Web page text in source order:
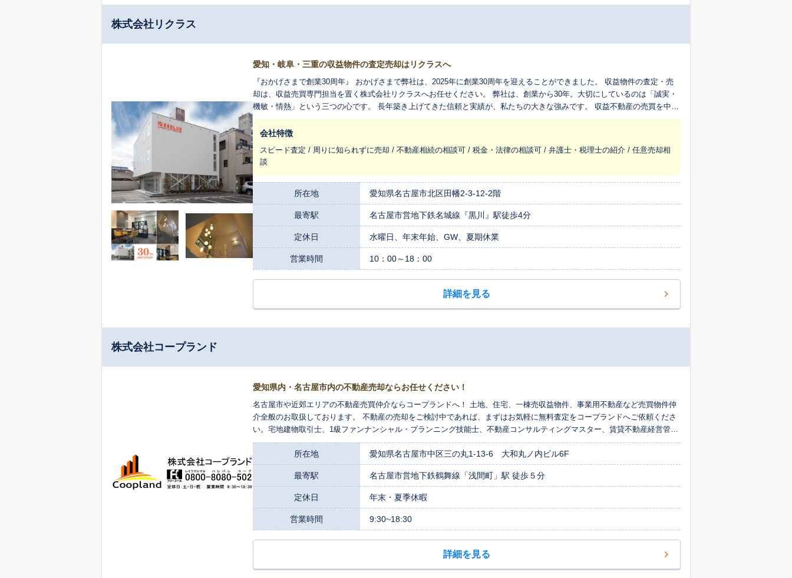
株式会社リクラス
愛知・岐阜・三重の収益物件の査定売却はリクラスへ
『おかげさまで創業30周年』 おかげさまで弊社は、2025年に創業30周年を迎えることができました。 収益物件の査定・売
却は、収益売買専門担当を置く株式会社リクラスへお任せください。 弊社は、創業から30年。大切にしているのは「誠実・
機敏・情熱」という三つの心です。 長年築き上げてきた信頼と実績が、私たちの大きな強みです。 収益不動産の売買を中心
に、複雑な手続きが伴う相続案件や、迅速な現金化に対応する不動産買取にも豊富な実績がございます。また、リースバッ
クサービスなどにも対応しています。 売却の際は、不動産データに基づくだけでなく、市場動向や投資物件の特徴を熟知し
客様によりそった最適なご提案をいたします。 対応エリアは、愛知県を中心とした東海圏です。 このエリアを深く理解して
いるからこそ、最新の市場動向や地域の特性を細かく分析し、お客様の不動産資産の価値を最大限に引き出せるよう、適正
な査定価格を算出します。 これまで多くのお客様から「親身になって相談に乗ってくれた」「対応が迅速で安心できた」と
のお言葉をいただいてまいりました。 不動産資産の売却に関わるお客様の不安を一つひとつ解消していくことを何よりも大
切にしています。 ご売却に関するお悩みやご希望、どんな些細なことでも構いません。 不動産情報を大切に取り扱い、正確
かつ迅速にご対応いたします。 まずはお気軽にご相談ください。
会社特徴
スピード査定 / 周りに知られずに売却 / 不動産相続の相談可 / 税金・法律の相談可 / 弁護士・税理士の紹介 / 任意売却相
談
所在地 愛知県名古屋市北区田幡2-3-12-2階
最寄駅 名古屋市営地下鉄名城線『黒川』駅徒歩4分
定休日 水曜日、年末年始、GW、夏期休業
営業時間 10：00～18：00
詳細を見る
株式会社コープランド
愛知県内・名古屋市内の不動産売却ならお任せください！
名古屋市や近郊エリアの不動産売買仲介ならコープランドへ！ 土地、住宅、一棟売収益物件、事業用不動産など売買物件仲
介全般のお取扱しております。 不動産の売却をご検討中であれば、まずはお気軽に無料査定をコープランドへご依頼くださ
い。宅地建物取引士、1級ファンナンシャル・プランニング技能士、不動産コンサルティングマスター、賃貸不動産経営管理
士などの不動産・金融の資格保有者が対応します。 当社ではしつこい営業は一切いたしませんのでお気軽にご連絡下さい
所在地 愛知県名古屋市中区三の丸1-13-6 大和丸ノ内ビル6F
最寄駅 名古屋市営地下鉄鶴舞線「浅間町」駅 徒歩５分
定休日 年末・夏季休暇
営業時間 9:30~18:30
詳細を見る